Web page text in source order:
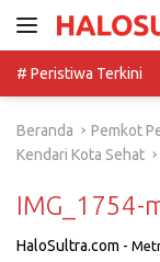
# Peristiwa Terkini
Beranda
Pemkot
Kendari Kota Sehat
IMG_1754-
HaloSultra.com -